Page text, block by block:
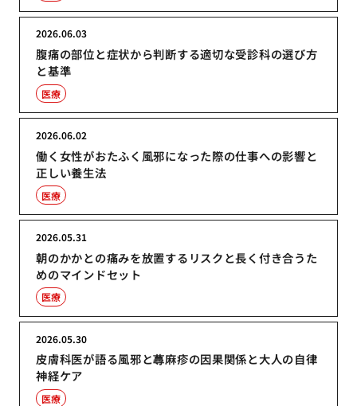
腹痛の部位と症状から判断する適切な受診科の選び方
と基準
2026.06.03
医療
働く女性がおたふく風邪になった際の仕事への影響と
正しい養生法
2026.06.02
医療
朝のかかとの痛みを放置するリスクと長く付き合うた
めのマインドセット
2026.05.31
医療
皮膚科医が語る風邪と蕁麻疹の因果関係と大人の自律
神経ケア
2026.05.30
医療